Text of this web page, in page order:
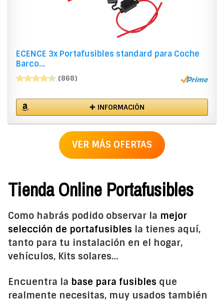
ECENCE 3x Portafusibles standard para Coche
Barco...
(868)
✚ INFORMACIÓN
VER MÁS OFERTAS
Tienda Online Portafusibles
Como habrás podido observar la mejor
selección de portafusibles la tienes aquí,
tanto para tu instalación en el hogar,
vehículos, Kits solares…
Encuentra la base para fusibles que
realmente necesitas, muy usados también